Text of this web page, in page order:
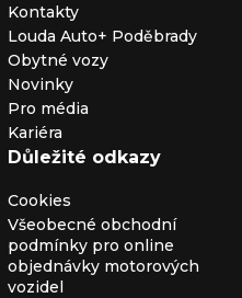
Kontakty
Louda Auto+ Poděbrady
Obytné vozy
Novinky
Pro média
Kariéra
Důležité odkazy
Cookies
Všeobecné obchodní
podmínky pro online
objednávky motorových
vozidel